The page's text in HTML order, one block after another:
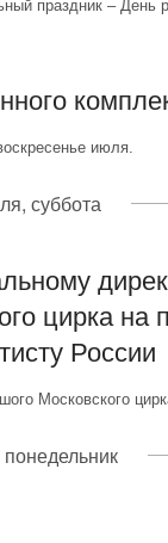
праздник – День
июля.
суббота
цирка на
России
Московского